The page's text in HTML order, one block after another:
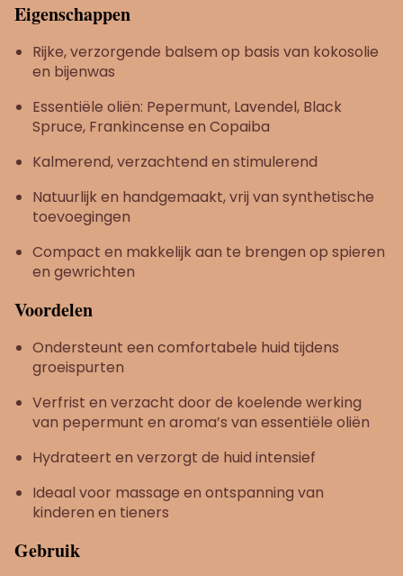
Eigenschappen
Rijke, verzorgende balsem op basis van kokosolie
en bijenwas
Essentiële oliën: Pepermunt, Lavendel, Black
Spruce, Frankincense en Copaiba
Kalmerend, verzachtend en stimulerend
Natuurlijk en handgemaakt, vrij van synthetische
toevoegingen
Compact en makkelijk aan te brengen op spieren
en gewrichten
Voordelen
Ondersteunt een comfortabele huid tijdens
groeispurten
Verfrist en verzacht door de koelende werking
van pepermunt en aroma’s van essentiële oliën
Hydrateert en verzorgt de huid intensief
Ideaal voor massage en ontspanning van
kinderen en tieners
Gebruik